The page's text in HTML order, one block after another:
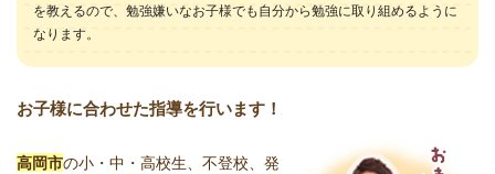
を教えるので、勉強嫌いなお子様でも自分から勉強に取り組めるように
なります。
お子様に合わせた指導を行います！
高岡市の小・中・高校生、不登校、発